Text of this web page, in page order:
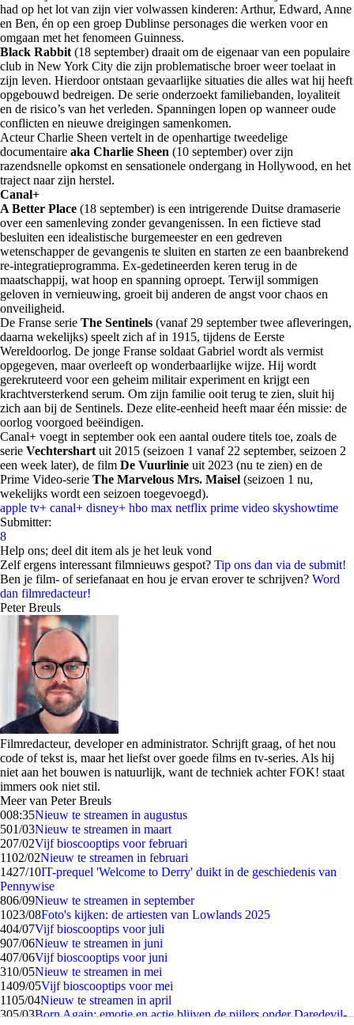
had op het lot van zijn vier volwassen kinderen: Arthur, Edward, Anne
en Ben, én op een groep Dublinse personages die werken voor en
omgaan met het fenomeen Guinness.
Black Rabbit (18 september) draait om de eigenaar van een populaire
club in New York City die zijn problematische broer weer toelaat in
zijn leven. Hierdoor ontstaan gevaarlijke situaties die alles wat hij heeft
opgebouwd bedreigen. De serie onderzoekt familiebanden, loyaliteit
en de risico’s van het verleden. Spanningen lopen op wanneer oude
conflicten en nieuwe dreigingen samenkomen.
Acteur Charlie Sheen vertelt in de openhartige tweedelige
documentaire aka Charlie Sheen (10 september) over zijn
razendsnelle opkomst en sensationele ondergang in Hollywood, en het
traject naar zijn herstel.
Canal+
A Better Place (18 september) is een intrigerende Duitse dramaserie
over een samenleving zonder gevangenissen. In een fictieve stad
besluiten een idealistische burgemeester en een gedreven
wetenschapper de gevangenis te sluiten en starten ze een baanbrekend
re-integratieprogramma. Ex-gedetineerden keren terug in de
maatschappij, wat hoop en spanning oproept. Terwijl sommigen
geloven in vernieuwing, groeit bij anderen de angst voor chaos en
onveiligheid.
De Franse serie The Sentinels (vanaf 29 september twee afleveringen,
daarna wekelijks) speelt zich af in 1915, tijdens de Eerste
Wereldoorlog. De jonge Franse soldaat Gabriel wordt als vermist
opgegeven, maar overleeft op wonderbaarlijke wijze. Hij wordt
gerekruteerd voor een geheim militair experiment en krijgt een
krachtversterkend serum. Om zijn familie ooit terug te zien, sluit hij
zich aan bij de Sentinels. Deze elite-eenheid heeft maar één missie: de
oorlog voorgoed beëindigen.
Canal+ voegt in september ook een aantal oudere titels toe, zoals de
serie Vechtershart uit 2015 (seizoen 1 vanaf 22 september, seizoen 2
een week later), de film De Vuurlinie uit 2023 (nu te zien) en de
Prime Video-serie The Marvelous Mrs. Maisel (seizoen 1 nu,
wekelijks wordt een seizoen toegevoegd).
apple tv+ canal+ disney+ hbo max netflix prime video skyshowtime
Submitter:
8
Help ons; deel dit item als je het leuk vond
Zelf ergens interessant filmnieuws gespot? Tip ons dan via de submit!
Ben je film- of seriefanaat en hou je ervan erover te schrijven? Word
dan filmredacteur!
Peter Breuls
Filmredacteur, developer en administrator. Schrijft graag, of het nou
code of tekst is, maar het liefst over goede films en tv-series. Als hij
niet aan het bouwen is natuurlijk, want de techniek achter FOK! staat
immers ook niet stil.
Meer van Peter Breuls
008:35Nieuw te streamen in augustus
501/03Nieuw te streamen in maart
207/02Vijf bioscooptips voor februari
1102/02Nieuw te streamen in februari
1427/10IT-prequel 'Welcome to Derry' duikt in de geschiedenis van
Pennywise
806/09Nieuw te streamen in september
1023/08Foto's kijken: de artiesten van Lowlands 2025
404/07Vijf bioscooptips voor juli
907/06Nieuw te streamen in juni
407/06Vijf bioscooptips voor juni
310/05Nieuw te streamen in mei
1409/05Vijf bioscooptips voor mei
1105/04Nieuw te streamen in april
305/03Born Again: emotie en actie blijven de pijlers onder Daredevil-